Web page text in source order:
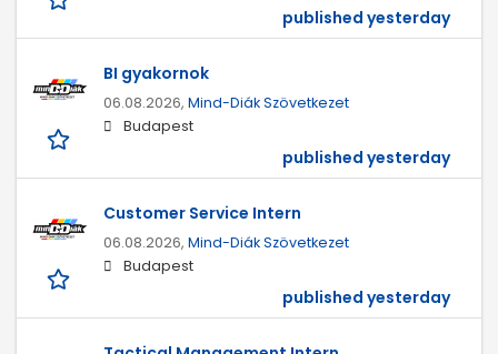
published yesterday
BI gyakornok
06.08.2026, Mind-Diák Szövetkezet
Budapest
published yesterday
Customer Service Intern
06.08.2026, Mind-Diák Szövetkezet
Budapest
published yesterday